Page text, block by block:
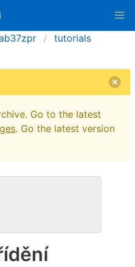
tutorials
Go to the latest
. Go the latest version